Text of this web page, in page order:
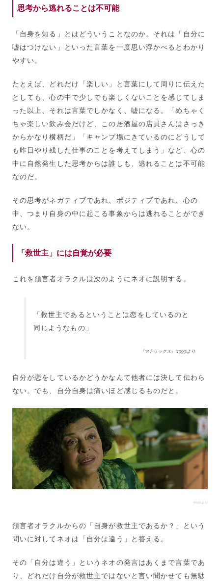
思考から逃れることは不可能
「自身を知る」とはどういうことなのか。それは「自分に
嘘はつけない」といった言葉を一度思い浮かべるとわかり
やすい。
たとえば、どれだけ「楽しい」と言葉にして周りに伝えた
としても、心の中で少しでも楽しくないことを感じてしま
った以上、それは言葉でしかなく、嘘になる。「めちゃく
ちゃ楽しい飲み会だけど、この居酒屋の店員さんはさっき
からかなり横柄だ」「キャンプ場にきているのにどうして
も昨日やり残した仕事のことを考えてしまう」など、心の
中に自然発生した思考からは誰しも、逃れることは不可能
なのだ。
その思考がネガティブであれ、ポジティブであれ、心の
中、つまり自身の中に起こる事象からは逃れることができ
ない。
「救世主」には自覚が必要
これを預言者オラクルは次のようにネオに説明する。
「救世主であるということは恋をしているのと
同じようなもの」
『マトリックス』(1999)より
自分が恋をしているかどうかなんて他者には決して伝わら
ない。でも、自分自身は痛いほど感じるものだと。
IMdbより
預言者オラクルからの「自身が救世主であるか？」という
問いに対してネオは「自分は違う」と答える。
その「自分は違う」というネオの発言はあくまで言葉であ
り、どれだけ自分が救世主ではないと言い聞かせても無駄